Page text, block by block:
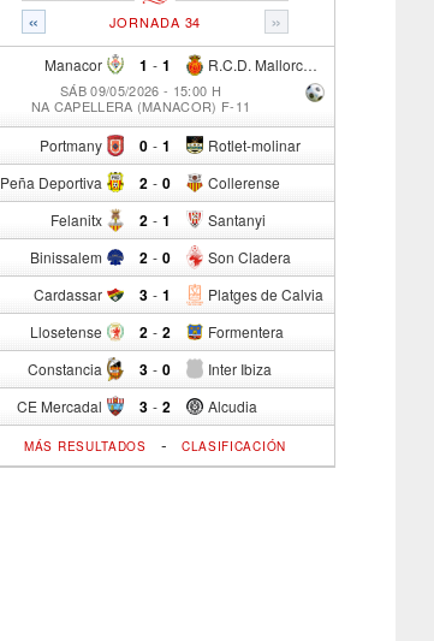
« »
JORNADA 34
Manacor 1 - R.C.D. Mallorca Sad "B"
1
SÁB 09/05/2026 - 15:00 H
NA CAPELLERA (MANACOR) F-11
Portmany 0 - Rotlet-molinar
1
Peña Deportiva 2 - Collerense
0
Felanitx 2 - Santanyi
1
Binissalem 2 - Son Cladera
0
Cardassar 3 - Platges de Calvia
1
Llosetense 2 - Formentera
2
Constancia 3 - Inter Ibiza
0
CE Mercadal 3 - Alcudia
2
MÁS RESULTADOS - CLASIFICACIÓN